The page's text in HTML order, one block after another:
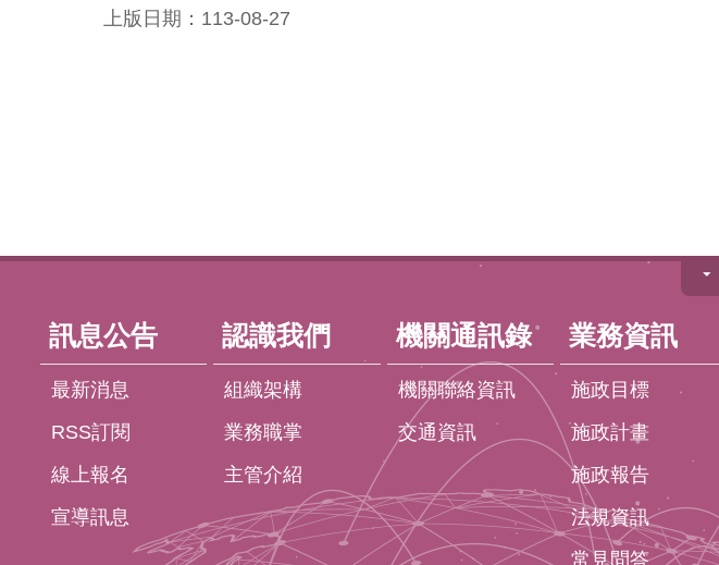
上版日期：113-08-27
訊息公告
最新消息
RSS訂閱
線上報名
宣導訊息
認識我們
組織架構
業務職掌
主管介紹
機關通訊錄
機關聯絡資訊
交通資訊
業務資訊
施政目標
施政計畫
施政報告
法規資訊
常見問答